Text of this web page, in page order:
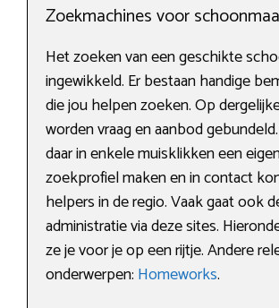
Zoekmachines voor
Het zoeken van een geschikte
ingewikkeld. Er bestaan handige
die jou helpen zoeken. Op
worden vraag en aanbod
daar in enkele muisklikken een
zoekprofiel maken en in contact
helpers in de regio. Vaak gaat ook
administratie via deze sites.
ze je voor je op een rijtje. Andere
onderwerpen: Homeworks.